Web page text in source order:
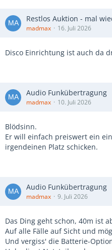
Restlos Auktion - mal
madmax 16. Juli 2026
Disco Einrichtung ist auch da
Audio Funkübertragung
madmax 10. Juli 2026
Blödsinn.
Er will einfach preiswert ein
irgendeinen Platz schicken.
Audio Funkübertragung
madmax 9. Juli 2026
Das Ding geht schon, 40m ist
Auf alle Fälle auf Sicht und
Und vergiss' die Batterie-